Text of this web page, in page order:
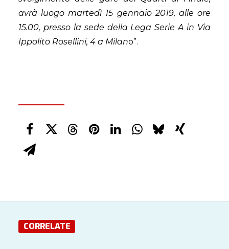
avrà luogo martedì 15 gennaio 2019, alle ore
15.00, presso la sede della Lega Serie A in Via
Ippolito Rosellini, 4 a Milano”.
CORRELATE